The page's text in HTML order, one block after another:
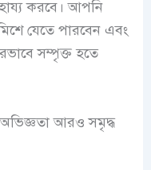
করবে। আপনি
যেতে পারবেন এবং
সম্পৃক্ত হতে
আরও সমৃদ্ধ